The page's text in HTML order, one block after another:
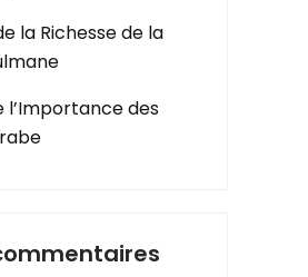
la Richesse de la
des